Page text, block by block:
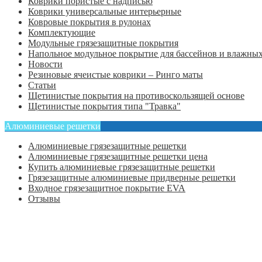
Коврики универсальные интерьерные
Ковровые покрытия в рулонах
Комплектующие
Модульные грязезащитные покрытия
Напольное модульное покрытие для бассейнов и
Новости
Резиновые ячеистые коврики – Ринго маты
Статьи
Щетинистые покрытия на противоскользящей основе
Щетинистые покрытия типа "Травка"
Алюминиевые решетки
Алюминиевые грязезащитные решетки
Алюминиевые грязезащитные решетки цена
Купить алюминиевые грязезащитные решетки
Грязезащитные алюминиевые придверные решетки
Входное грязезащитное покрытие EVA
Отзывы